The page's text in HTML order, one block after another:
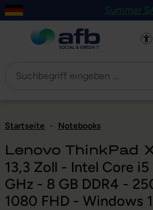
Hauptinhalt springen
Zur Navigation der B2B-Summer
Startseite - Notebooks
Lenovo ThinkPad
13,3 Zoll - Intel Core i5
GHz - 8 GB DDR4 -
1080 FHD - Windows